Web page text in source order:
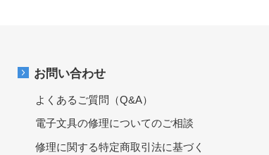
お問い合わせ
よくあるご質問（Q&A）
電子文具の修理についてのご相談
修理に関する特定商取引法に基づく